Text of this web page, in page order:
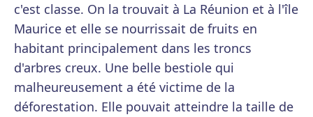
c'est classe. On la trouvait à La Réunion et à l'île
Maurice et elle se nourrissait de fruits en
habitant principalement dans les troncs
d'arbres creux. Une belle bestiole qui
malheureusement a été victime de la
déforestation. Elle pouvait atteindre la taille de